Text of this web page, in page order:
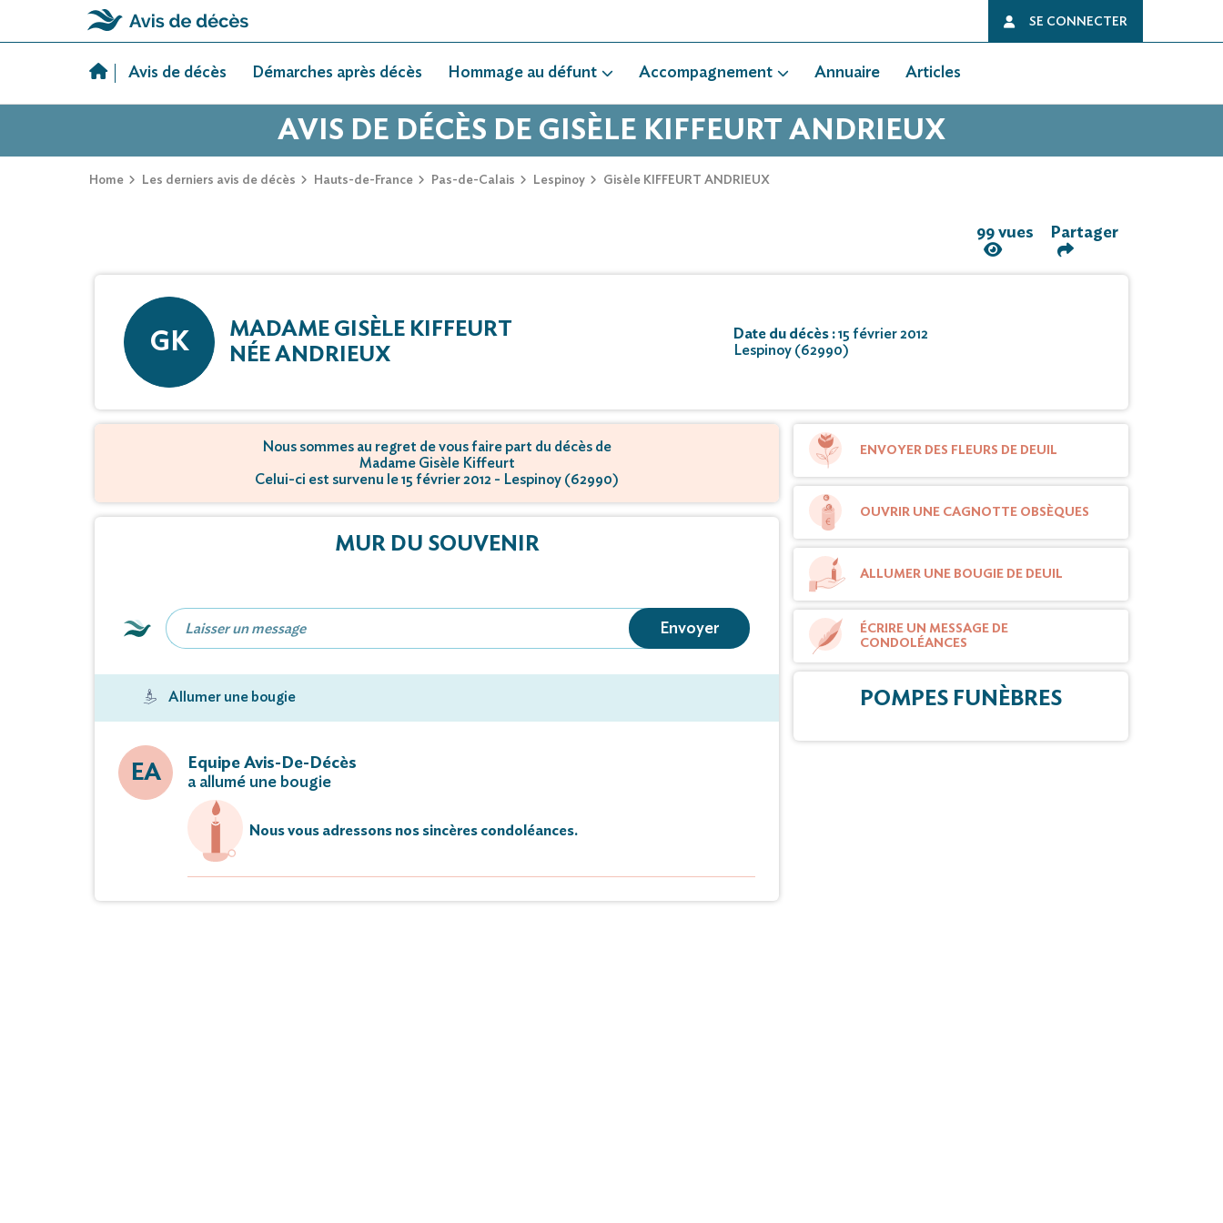
SE CONNECTER
Avis de décès Démarches après décès Hommage au défunt Accompagnement Annuaire Articles
AVIS DE DÉCÈS DE GISÈLE KIFFEURT ANDRIEUX
Home Les derniers avis de décès Hauts-de-France Pas-de-Calais Lespinoy Gisèle KIFFEURT ANDRIEUX
99 vues Partager
GK
MADAME GISÈLE KIFFEURT
NÉE ANDRIEUX
Date du décès :15 février 2012
Lespinoy (62990)
Nous sommes au regret de vous faire part du décès de
Madame Gisèle Kiffeurt
Celui-ci est survenu le 15 février 2012 - Lespinoy (62990)
MUR DU SOUVENIR
Envoyer
Allumer une bougie
EA
Equipe Avis-De-Décès
a allumé une bougie
Nous vous adressons nos sincères condoléances.
ENVOYER DES FLEURS DE DEUIL
OUVRIR UNE CAGNOTTE OBSÈQUES
ALLUMER UNE BOUGIE DE DEUIL
ÉCRIRE UN MESSAGE DE
CONDOLÉANCES
POMPES FUNÈBRES